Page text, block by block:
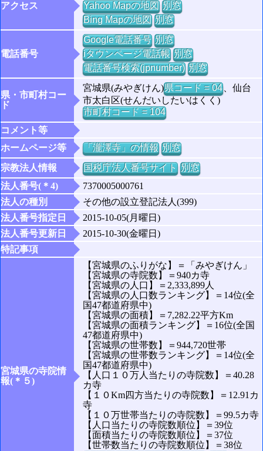
アクセス
Yahoo Mapの地図 別窓
Bing Mapの地図 別窓
電話番号
Google電話番号 別窓
iタウンページ電話帳 別窓
電話番号検索(jpnumber) 別窓
県・市町村コー
ド
宮城県(みやぎけん)県コード = 04、仙台
市太白区(せんだいしたいはくく)
市町村コード = 104
コメント等
ホームページ等
「瀧澤寺」の情報 別窓
宗教法人情報
国税庁法人番号サイト 別窓
法人番号(＊4)
7370005000761
法人の種別
その他の設立登記法人(399)
法人番号指定日
2015-10-05(月曜日)
法人番号更新日
2015-10-30(金曜日)
特記事項
宮城県の寺院情
報(＊５)
【宮城県のふりがな】＝「みやぎけん」
【宮城県の寺院数】＝940カ寺
【宮城県の人口】＝2,333,899人
【宮城県の人口数ランキング】＝14位(全
国47都道府県中)
【宮城県の面積】＝7,282.22平方Km
【宮城県の面積ランキング】＝16位(全国
47都道府県中)
【宮城県の世帯数】＝944,720世帯
【宮城県の世帯数ランキング】＝14位(全
国47都道府県中)
【人口１０万人当たりの寺院数】＝40.28
カ寺
【１０Km四方当たりの寺院数】＝12.91カ
寺
【１０万世帯当たりの寺院数】＝99.5カ寺
【人口当たりの寺院数順位】＝39位
【面積当たりの寺院数順位】＝37位
【世帯数当たりの寺院数順位】＝38位